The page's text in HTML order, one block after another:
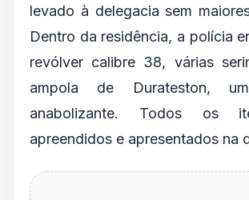
levado à delegacia sem
Dentro da residência, a polícia
revólver calibre 38, várias
ampola de Durateston,
anabolizante. Todos os
apreendidos e apresentados na